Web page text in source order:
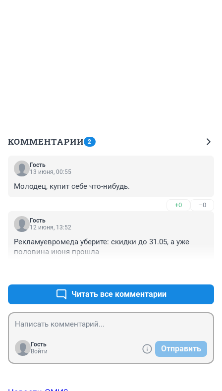
КОММЕНТАРИИ 2
Гость
13 июня, 00:55
Молодец, купит себе что-нибудь.
+0 –0
Гость
12 июня, 13:52
Рекламуевромеда уберите: скидки до 31.05, а уже
половина июня прошла
Читать все комментарии
Гость
Войти
Отправить